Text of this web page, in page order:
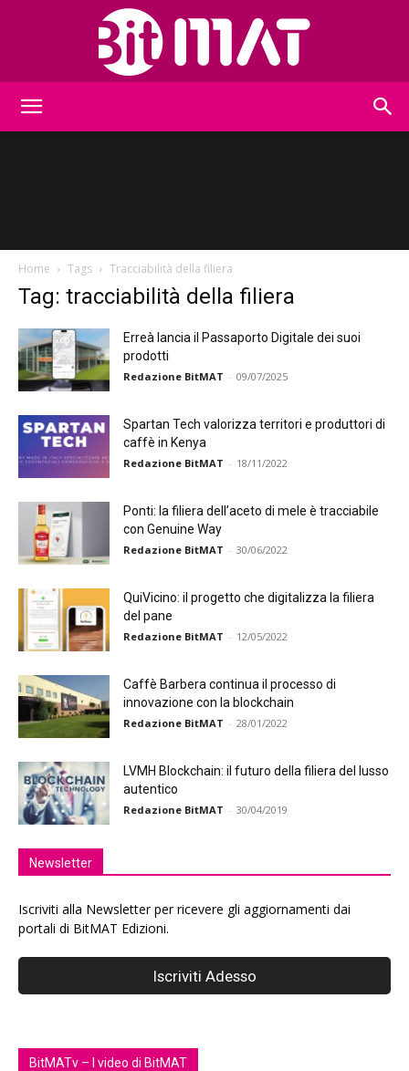
Home Tags Tracciabilità della filiera
Tag: tracciabilità della filiera
Erreà lancia il Passaporto Digitale dei suoi
prodotti
Redazione BitMAT - 09/07/2025
Spartan Tech valorizza territori e produttori di
caffè in Kenya
Redazione BitMAT - 18/11/2022
Ponti: la filiera dell’aceto di mele è tracciabile
con Genuine Way
Redazione BitMAT - 30/06/2022
QuiVicino: il progetto che digitalizza la filiera
del pane
Redazione BitMAT - 12/05/2022
Caffè Barbera continua il processo di
innovazione con la blockchain
Redazione BitMAT - 28/01/2022
LVMH Blockchain: il futuro della filiera del lusso
autentico
Redazione BitMAT - 30/04/2019
Newsletter
Iscriviti alla Newsletter per ricevere gli aggiornamenti dai
portali di BitMAT Edizioni.
BitMATv – I video di BitMAT